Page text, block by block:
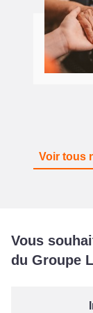
Voir tous
Vous
du Groupe